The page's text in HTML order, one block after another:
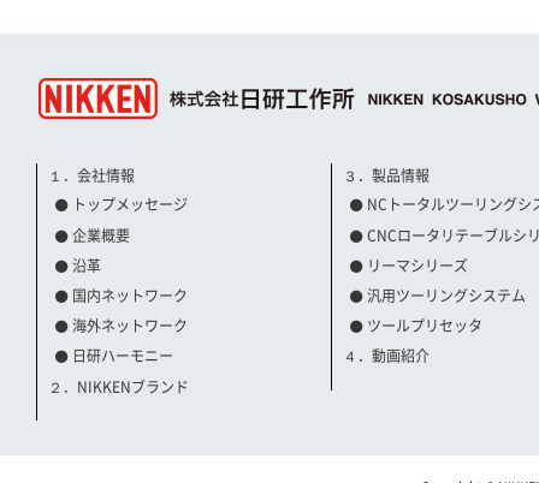
１．会社情報
トップメッセージ
企業概要
沿革
国内ネットワーク
海外ネットワーク
日研ハーモニー
２．NIKKENブランド
３．製品情報
NCトータルツーリングシ
CNCロータリテーブルシ
リーマシリーズ
汎用ツーリングシステム
ツールプリセッタ
４．動画紹介